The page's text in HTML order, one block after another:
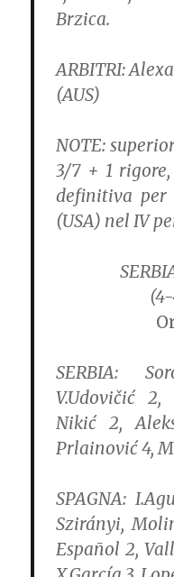
Brzica.
ARBITRI:
(AUS)
NOTE:
3/7 + 1 rigore,
definitiva
(USA) nel IV
(4-
SERBIA:
V.Udovičić 2,
Nikić 2,
Prlainović 4,
SPAGNA:
Szirányi,
Español 2,